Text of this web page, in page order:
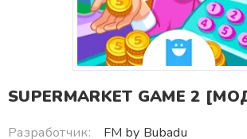
SUPERMARKET GAME 2
Разработчик:
FM by Bubadu